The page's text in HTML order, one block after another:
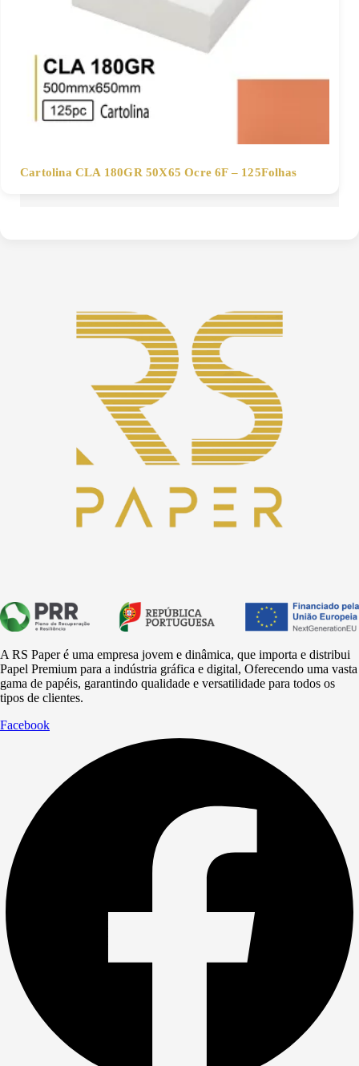
Cartolina CLA 180GR 50X65 Ocre 6F – 125Folhas
A RS Paper é uma empresa jovem e dinâmica, que importa e distribui
Papel Premium para a indústria gráfica e digital, Oferecendo uma vasta
gama de papéis, garantindo qualidade e versatilidade para todos os
tipos de clientes.
Facebook